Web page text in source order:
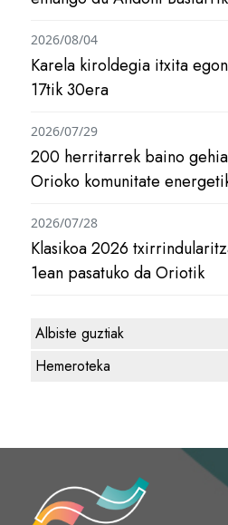
Karela kiroldegia itxita
17tik 30era
2026/08/04
200 herritarrek baino
Orioko komunitate
2026/07/29
Klasikoa 2026
1ean pasatuko da Oriotik
2026/07/28
Albiste guztiak
Hemeroteka